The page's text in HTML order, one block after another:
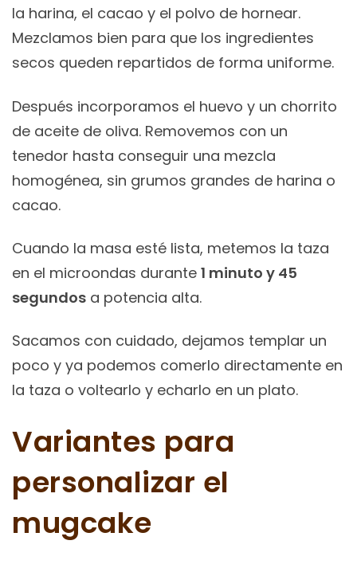
la harina, el cacao y el polvo de hornear.
Mezclamos bien para que los ingredientes
secos queden repartidos de forma uniforme.
Después incorporamos el huevo y un chorrito
de aceite de oliva. Removemos con un
tenedor hasta conseguir una mezcla
homogénea, sin grumos grandes de harina o
cacao.
Cuando la masa esté lista, metemos la taza
en el microondas durante 1 minuto y 45
segundos a potencia alta.
Sacamos con cuidado, dejamos templar un
poco y ya podemos comerlo directamente en
la taza o voltearlo y echarlo en un plato.
Variantes para
personalizar el
mugcake